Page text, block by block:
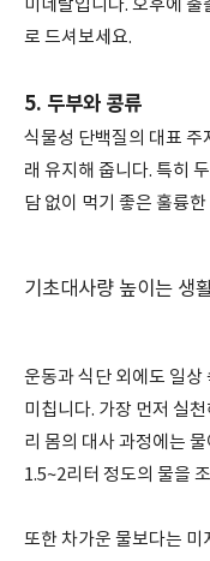
미네랄입니다. 오후에 출
로 드셔보세요.
5. 두부와 콩류
식물성 단백질의 대표 주
래 유지해 줍니다. 특히
담 없이 먹기 좋은 훌륭
기초대사량 높이는 생
운동과 식단 외에도 일상
미칩니다. 가장 먼저 실
리 몸의 대사 과정에는
1.5~2리터 정도의 물을
또한 차가운 물보다는 미